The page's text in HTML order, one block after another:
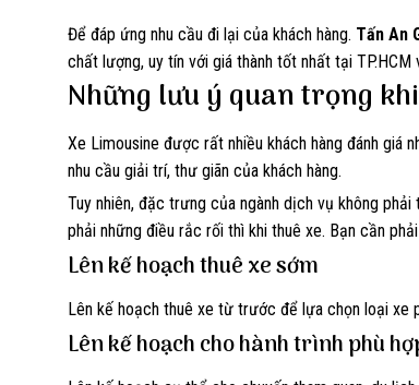
Để đáp ứng nhu cầu đi lại của khách hàng. Tấn An
chất lượng, uy tín với giá thành tốt nhất tại TP.HCM
Những lưu ý quan trọng
Xe Limousine được rất nhiều khách hàng đánh giá
nhu cầu giải trí, thư giãn của khách hàng.
Tuy nhiên, đặc trưng của ngành dịch vụ không
phải những điều rắc rối thì khi thuê xe. Bạn cần
Lên kế hoạch thuê xe sớm
Lên kế hoạch thuê xe từ trước để lựa chọn loại xe
Lên kế hoạch cho hành trình phù